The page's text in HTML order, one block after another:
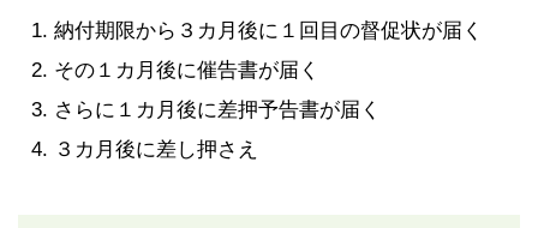
納付期限から３カ月後に１回目の督促状が届く
その１カ月後に催告書が届く
さらに１カ月後に差押予告書が届く
３カ月後に差し押さえ